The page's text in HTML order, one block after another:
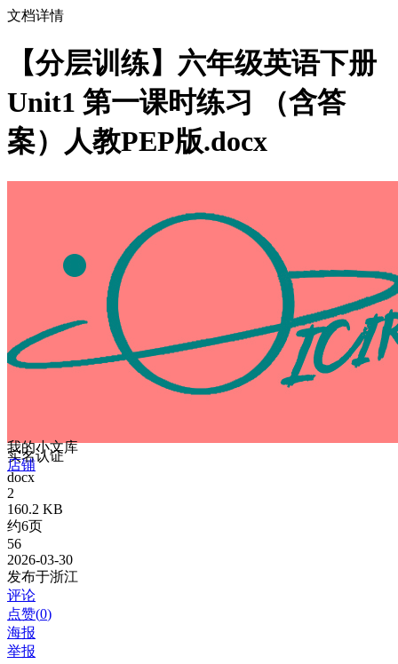
文档详情
【分层训练】六年级英语下册
Unit1 第一课时练习 （含答
案）人教PEP版.docx
我的小文库
实名认证
店铺
docx
2
160.2 KB
约6页
56
2026-03-30
发布于浙江
评论
点赞(0)
海报
举报